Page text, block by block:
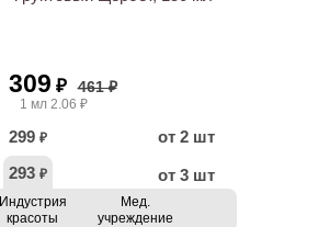
309 ₽ 461 ₽
1 мл 2.06 ₽
299 ₽
от 2 шт
293 ₽ от 3 шт
Индустрия
красоты
Мед.
учреждение